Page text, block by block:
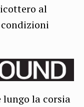
al
lungo la corsia